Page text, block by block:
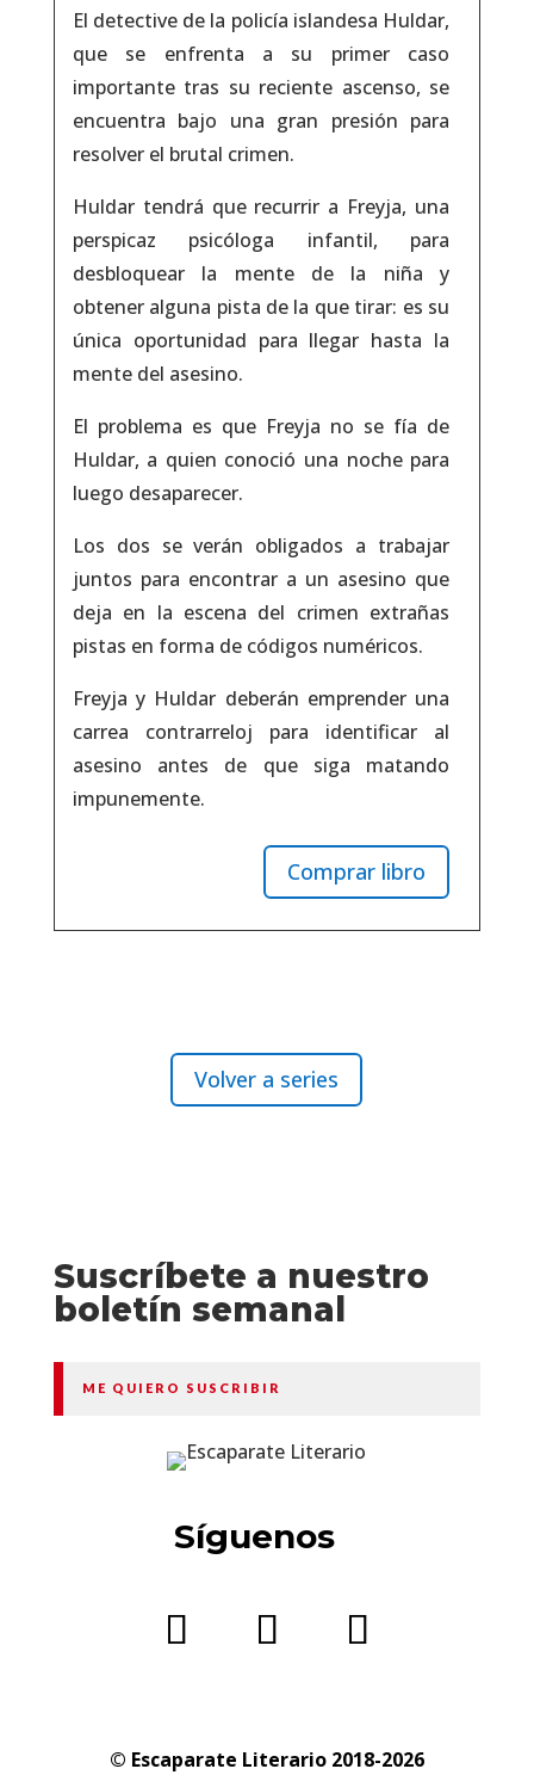
El detective de la policía islandesa Huldar,
que se enfrenta a su primer caso
importante tras su reciente ascenso, se
encuentra bajo una gran presión para
resolver el brutal crimen.
Huldar tendrá que recurrir a Freyja, una
perspicaz psicóloga infantil, para
desbloquear la mente de la niña y
obtener alguna pista de la que tirar: es su
única oportunidad para llegar hasta la
mente del asesino.
El problema es que Freyja no se fía de
Huldar, a quien conoció una noche para
luego desaparecer.
Los dos se verán obligados a trabajar
juntos para encontrar a un asesino que
deja en la escena del crimen extrañas
pistas en forma de códigos numéricos.
Freyja y Huldar deberán emprender una
carrea contrarreloj para identificar al
asesino antes de que siga matando
impunemente.
Comprar libro
Volver a series
Suscríbete a nuestro
boletín semanal
ME QUIERO SUSCRIBIR
Síguenos
© Escaparate Literario 2018-2026